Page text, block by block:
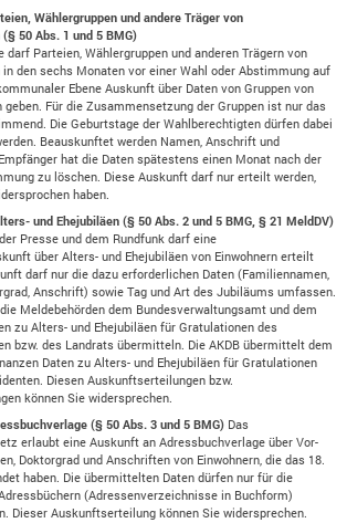
Wählergruppen und andere Träger von
50 Abs. 1 und 5 BMG)
darf Parteien, Wählergruppen und anderen Trägern von
den sechs Monaten vor einer Wahl oder Abstimmung auf
Ebene Auskunft über Daten von Gruppen von
Für die Zusammensetzung der Gruppen ist nur das
Die Geburtstage der Wahlberechtigten dürfen dabei
Beauskunftet werden Namen, Anschrift und
hat die Daten spätestens einen Monat nach der
zu löschen. Diese Auskunft darf nur erteilt werden,
haben.
und Ehejubiläen (§ 50 Abs. 2 und 5 BMG, § 21 MeldDV)
Presse und dem Rundfunk darf eine
über Alters- und Ehejubiläen von Einwohnern erteilt
darf nur die dazu erforderlichen Daten (Familiennamen,
Anschrift) sowie Tag und Art des Jubiläums umfassen.
Meldebehörden dem Bundesverwaltungsamt und dem
zu Alters- und Ehejubiläen für Gratulationen des
bzw. des Landrats übermitteln. Die AKDB übermittelt dem
Daten zu Alters- und Ehejubiläen für Gratulationen
Diesen Auskunftserteilungen bzw.
können Sie widersprechen.
(§ 50 Abs. 3 und 5 BMG) Das
erlaubt eine Auskunft an Adressbuchverlage über Vor-
Doktorgrad und Anschriften von Einwohnern, die das 18.
haben. Die übermittelten Daten dürfen nur für die
(Adressenverzeichnisse in Buchform)
Dieser Auskunftserteilung können Sie widersprechen.